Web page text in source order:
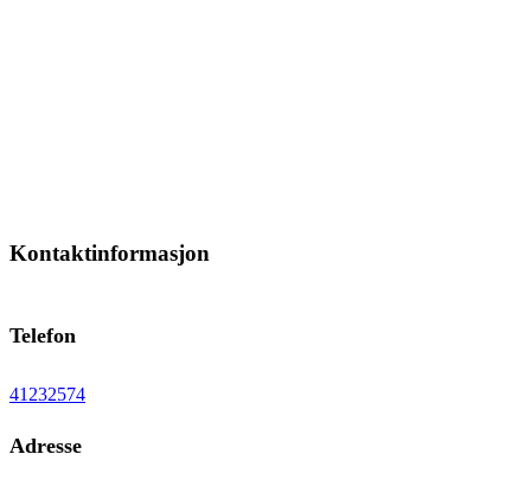
Kontaktinformasjon
Telefon
41232574
Adresse